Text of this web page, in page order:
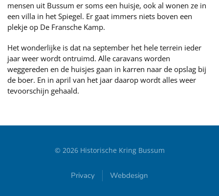
mensen uit Bussum er soms een huisje, ook al wonen ze in
een villa in het Spiegel. Er gaat immers niets boven een
plekje op De Fransche Kamp.
Het wonderlijke is dat na september het hele terrein ieder
jaar weer wordt ontruimd. Alle caravans worden
weggereden en de huisjes gaan in karren naar de opslag bij
de boer. En in april van het jaar daarop wordt alles weer
tevoorschijn gehaald.
© 2026Historische Kring Bussum
Privacy Webdesign